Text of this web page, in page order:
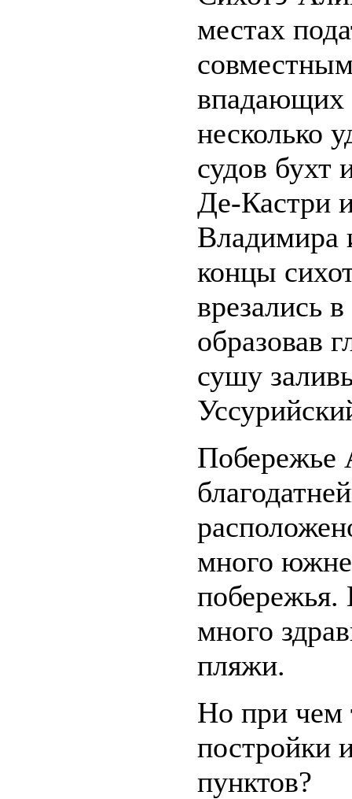
местах
впадающих
несколько
судов бухт
Де-Кастри
Владимира
концы
врезались
образовав
сушу
Побережье
много
побережья.
много
пляжи.
Но при чем
постройки
пунктов?